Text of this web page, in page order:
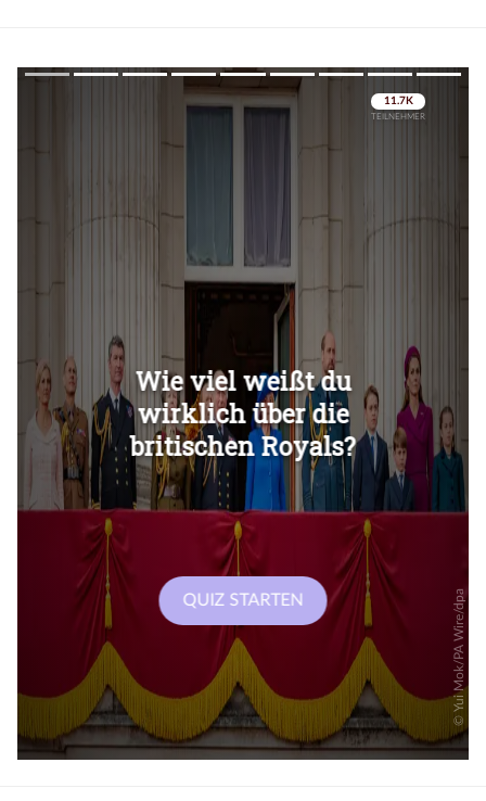
Überspringen